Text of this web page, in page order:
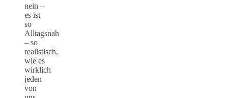
nein –
es ist
so
Alltagsnah
– so
realistisch,
wie es
wirklich
jeden
von